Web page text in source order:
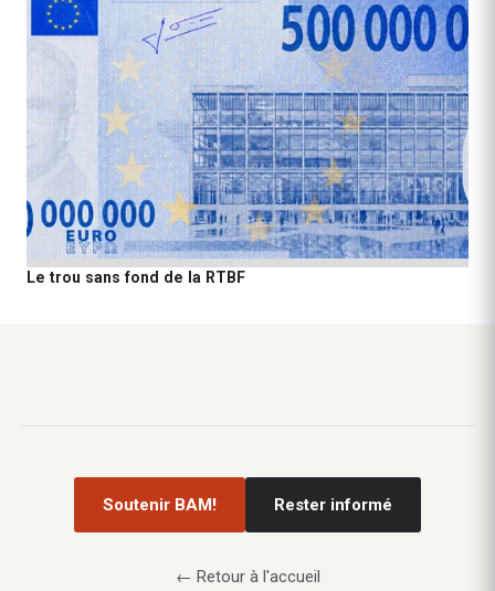
Le trou sans fond de la RTBF
Soutenir BAM! Rester informé
← Retour à l'accueil